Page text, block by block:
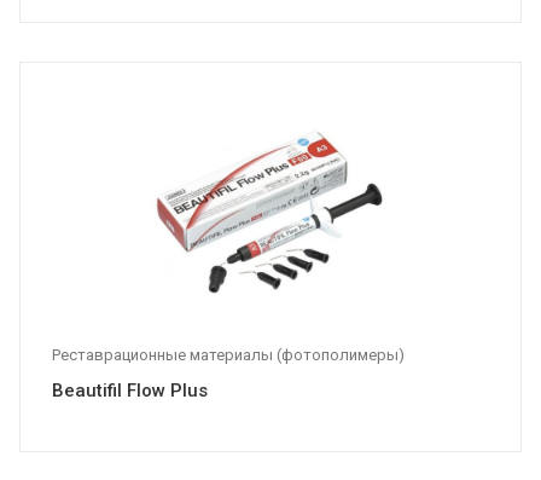
Реставрационные материалы (фотополимеры)
Beautifil Flow Plus